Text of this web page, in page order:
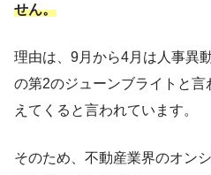
せん。
理由は、9月から4月は人事異
の第2のジューンブライトと
えてくると言われています。
そのため、不動産業界のオン